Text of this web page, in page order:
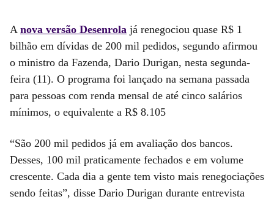
A nova versão Desenrola já renegociou quase R$ 1
bilhão em dívidas de 200 mil pedidos, segundo afirmou
o ministro da Fazenda, Dario Durigan, nesta segunda-
feira (11). O programa foi lançado na semana passada
para pessoas com renda mensal de até cinco salários
mínimos, o equivalente a R$ 8.105
“São 200 mil pedidos já em avaliação dos bancos.
Desses, 100 mil praticamente fechados e em volume
crescente. Cada dia a gente tem visto mais renegociações
sendo feitas”, disse Dario Durigan durante entrevista